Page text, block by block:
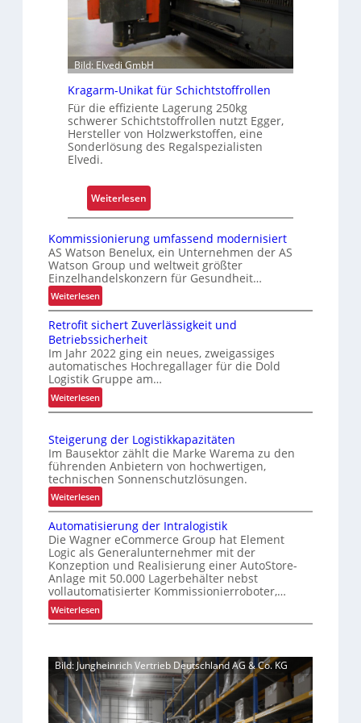
t
e
r
P
a
l
e
t
n
w
c
h
s
l
Bild: Elvedi GmbH
Kragarm-Unikat für Schichtstoffrollen
Für die effiziente Lagerung 250kg
schwerer Schichtstoffrollen nutzt Egger,
Hersteller von Holzwerkstoffen, eine
Sonderlösung des Regalspezialisten
Elvedi.
Weiterlesen:
K
a
g
a
m
-
U
n
i
a
t
f
ü
r
c
h
i
c
h
s
o
f
f
r
Kommissionierung umfassend modernisiert
AS Watson Benelux, ein Unternehmen der AS
Watson Group und weltweit größter
Einzelhandelskonzern für Gesundheit…
Weiterlesen:
K
o
m
m
i
s
s
n
i
e
r
u
n
g
u
m
f
a
s
n
d
m
o
Retrofit sichert Zuverlässigkeit und
Betriebssicherheit
Im Jahr 2022 ging ein neues, zweigassiges
automatisches Hochregallager für die Dold
Logistik Gruppe am…
Weiterlesen:
R
t
r
o
f
i
i
c
h
e
r
t
u
v
e
r
l
Steigerung der Logistikkapazitäten
Im Bausektor zählt die Marke Warema zu den
führenden Anbietern von hochwertigen,
technischen Sonnenschutzlösungen.
Weiterlesen:
S
t
e
i
g
e
r
u
d
e
r
L
Automatisierung der Intralogistik
Die Wagner eCommerce Group hat Element
Logic als Generalunternehmer mit der
Konzeption und Realisierung einer AutoStore-
Anlage mit 50.000 Lagerbehälter nebst
vollautomatisierter Kommissionierroboter,…
Weiterlesen:
A
t
o
m
a
t
Bild: Jungheinrich Vertrieb Deutschland AG & Co. KG